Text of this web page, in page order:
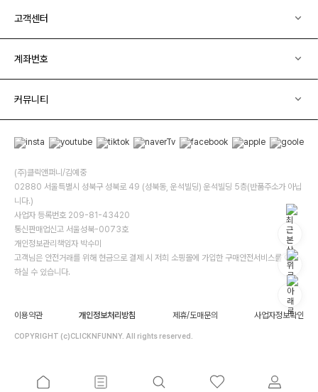
고객센터
계좌번호
커뮤니티
(주)클릭앤퍼니/김예중
02880 서울특별시 성북구 성북로 49 (성북동, 운석빌딩) 운석빌딩 5층(반품주소가 아닙
니다.)
사업자 등록번호 209-81-43420
통신판매업신고 서울성북-0073호
개인정보관리책임자 박수미
고객님은 안전거래를 위해 현금으로 결제 시 저희 소핑몰에 가입한 구매안전서비스를 이용
하실 수 있습니다.
이용약관 개인정보처리방침 제휴/도매문의 사업자정보확인
COPYRIGHT (c)CLICKNFUNNY. All rights reserved.